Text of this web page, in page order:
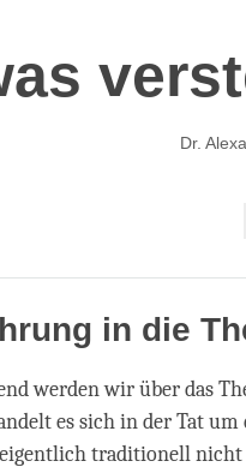
Dr.
in die
werden wir über das
es sich in der Tat
traditionell nicht